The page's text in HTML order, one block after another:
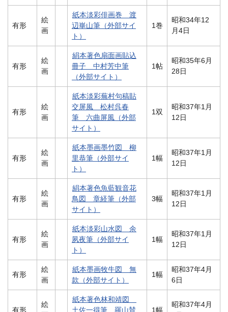
有形
絵
画
紙本淡彩俳画巻 渡
辺崋山筆（外部サイ
ト）
1巻
昭和34年12
月4日
有形
絵
画
絹本著色扇面画貼込
冊子 中村芳中筆
（外部サイト）
1帖
昭和35年6月
28日
有形
絵
画
紙本淡彩蕪村句稿貼
交屏風 松村呉春
筆 六曲屏風（外部
サイト）
1双
昭和37年1月
12日
有形
絵
画
紙本墨画墨竹図 柳
里恭筆（外部サイ
ト）
1幅
昭和37年1月
12日
有形
絵
画
絹本著色魚藍観音花
鳥図 章経筆（外部
サイト）
3幅
昭和37年1月
12日
有形
絵
画
紙本淡彩山水図 余
夙夜筆（外部サイ
ト）
1幅
昭和37年1月
12日
有形
絵
画
紙本墨画牧牛図 無
款（外部サイト）
1幅
昭和37年4月
6日
有形
絵
紙本著色林和靖図
土佐一得筆 羅山賛
1幅
昭和37年4月